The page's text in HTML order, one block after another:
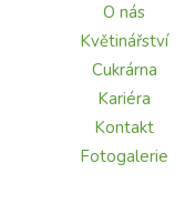
O nás
Květinářství
Cukrárna
Kariéra
Kontakt
Fotogalerie